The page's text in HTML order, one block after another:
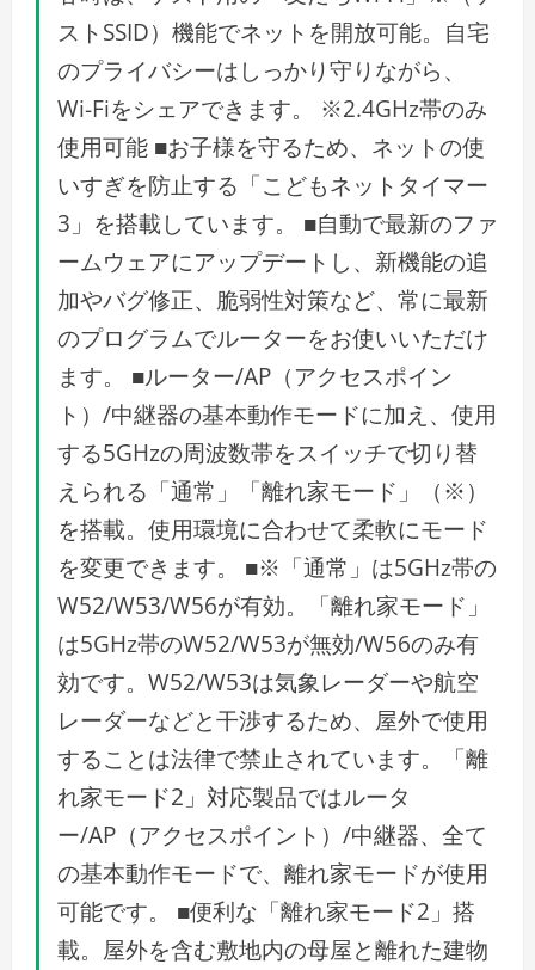
ストSSID）機能でネットを開放可能。自宅
のプライバシーはしっかり守りながら、
Wi-Fiをシェアできます。 ※2.4GHz帯のみ
使用可能 ■お子様を守るため、ネットの使
いすぎを防止する「こどもネットタイマー
3」を搭載しています。 ■自動で最新のファ
ームウェアにアップデートし、新機能の追
加やバグ修正、脆弱性対策など、常に最新
のプログラムでルーターをお使いいただけ
ます。 ■ルーター/AP（アクセスポイン
ト）/中継器の基本動作モードに加え、使用
する5GHzの周波数帯をスイッチで切り替
えられる「通常」「離れ家モード」（※）
を搭載。使用環境に合わせて柔軟にモード
を変更できます。 ■※「通常」は5GHz帯の
W52/W53/W56が有効。「離れ家モード」
は5GHz帯のW52/W53が無効/W56のみ有
効です。W52/W53は気象レーダーや航空
レーダーなどと干渉するため、屋外で使用
することは法律で禁止されています。「離
れ家モード2」対応製品ではルータ
ー/AP（アクセスポイント）/中継器、全て
の基本動作モードで、離れ家モードが使用
可能です。 ■便利な「離れ家モード2」搭
載。屋外を含む敷地内の母屋と離れた建物